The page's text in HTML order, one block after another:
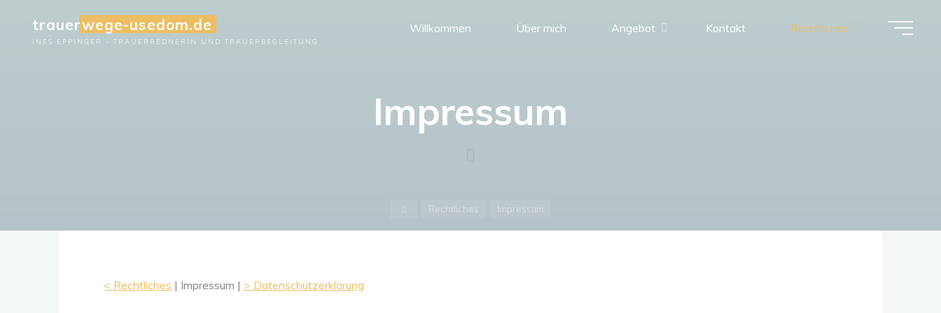
springen
trauerwege-usedom.de
INES EPPINGER - TRAUERREDNERIN UND TRAUERBEGLEITUNG
Willkommen Über mich Angebot Kontakt Rechtliches
Impressum
Startseite
Rechtliches Impressum
< Rechtliches | Impressum | > Datenschutzerklärung